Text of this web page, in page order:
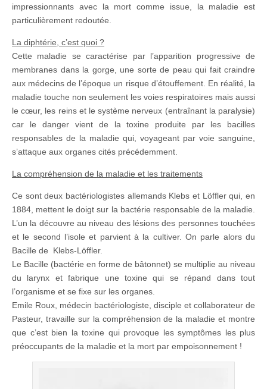
impressionnants avec la mort comme issue, la maladie est
particulièrement redoutée.
La diphtérie, c’est quoi ?
Cette maladie se caractérise par l’apparition progressive de
membranes dans la gorge, une sorte de peau qui fait craindre
aux médecins de l’époque un risque d’étouffement. En réalité, la
maladie touche non seulement les voies respiratoires mais aussi
le cœur, les reins et le système nerveux (entraînant la paralysie)
car le danger vient de la toxine produite par les bacilles
responsables de la maladie qui, voyageant par voie sanguine,
s’attaque aux organes cités précédemment.
La compréhension de la maladie et les traitements
Ce sont deux bactériologistes allemands Klebs et Löffler qui, en
1884, mettent le doigt sur la bactérie responsable de la maladie.
L’un la découvre au niveau des lésions des personnes touchées
et le second l’isole et parvient à la cultiver. On parle alors du
Bacille de Klebs-Löffler.
Le Bacille (bactérie en forme de bâtonnet) se multiplie au niveau
du larynx et fabrique une toxine qui se répand dans tout
l’organisme et se fixe sur les organes.
Emile Roux, médecin bactériologiste, disciple et collaborateur de
Pasteur, travaille sur la compréhension de la maladie et montre
que c’est bien la toxine qui provoque les symptômes les plus
préoccupants de la maladie et la mort par empoisonnement !